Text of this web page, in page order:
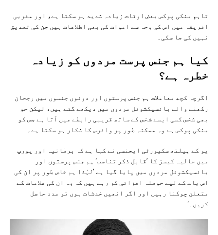
تاہم منکی پوکس بعض اوقات زیادہ شدید ہو سکتا ہے، اور مغربی
افریقہ میں اس کی وجہ سے اموات کی بھی اطلاعات ہیں جن کی تصدیق
نہیں کی جا سکی۔
کیا ہم جنس پرست مردوں کو زیادہ
خطرہ ہے؟
اگرچہ کچھ معاملات ہم جنس پرستوں اور دونوں جنسوں میں رجحان
رکھنے والے بائسیکشوئل مردوں میں دیکھے گئے ہیں، لیکن جو
بھی شخص کسی ایسے شخص کے ساتھ قریبی رابطے میں آتا ہے جس کو
منکی پوکس ہے وہ ممکنہ طور پر وائرس کا شکار ہو سکتا ہے۔
یو کے ہیلتھ سکیورٹی ایجنسی نے کہا ہے کہ برطانیہ اور یورپ
میں حالیہ کیسز کا ’قابل ذکر تناسب‘ ہم جنس پرستوں اور
بائسیکشوئل مردوں میں پایا گیا ہے ’لہٰذا ہم خاص طور پر ان کی
اس بات کے لیے حوصلہ افزائی کر رہے ہیں کہ وہ ان کی علامات کے
متعلق چوکنا رہیں اور اگر انھیں خدشات ہوں تو مدد حاصل
کریں۔‘